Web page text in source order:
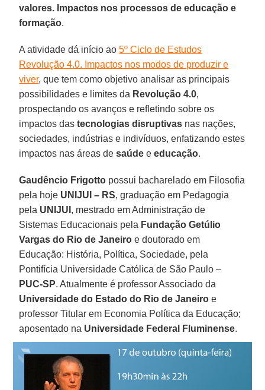
valores. Impactos nos processos de educação e
formação.
A atividade dá início ao5º Ciclo de Estudos
Revolução 4.0. Impactos nos modos de produzir e
viver, que tem como objetivo analisar as principais
possibilidades e limites da Revolução 4.0,
prospectando os avanços e refletindo sobre os
impactos dastecnologias disruptivas nas nações,
sociedades, indústrias e indivíduos, enfatizando estes
impactos nas áreas desaúde eeducação.
Gaudêncio Frigotto possui bacharelado em Filosofia
pela hoje UNIJUI – RS, graduação em Pedagogia
pela UNIJUI , mestrado em Administração de
Sistemas Educacionais pela Fundação Getúlio
Vargas do Rio de Janeiro e doutorado em
Educação: História, Política, Sociedade, pela
Pontifícia Universidade Católica de São Paulo –
PUC-SP. Atualmente é professor Associado da
Universidade do Estado do Rio de Janeiro e
professor Titular em Economia Política da Educação;
aposentado na Universidade Federal Fluminense.